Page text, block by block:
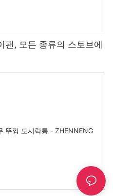
팬, 모든 종류의 스토브에